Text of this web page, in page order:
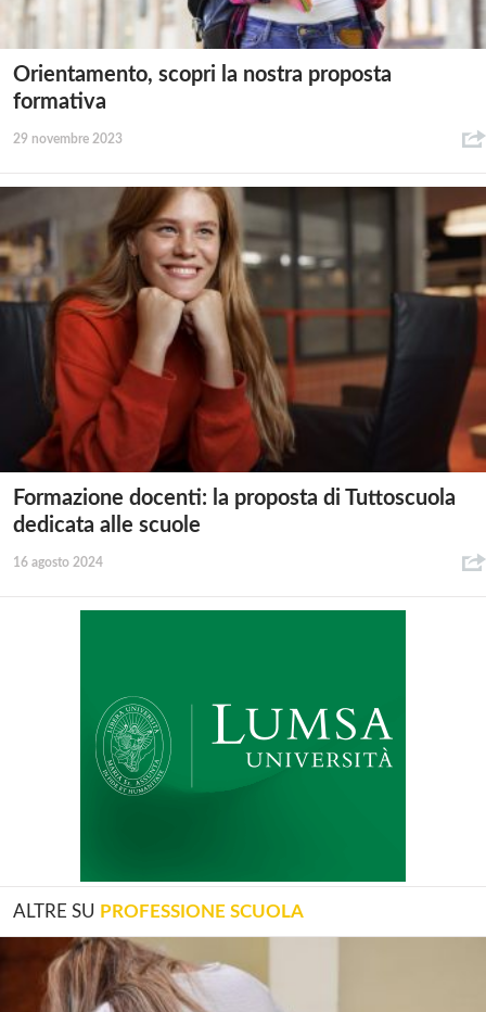
Orientamento, scopri la nostra proposta
formativa
29 novembre 2023
Formazione docenti: la proposta di Tuttoscuola
dedicata alle scuole
16 agosto 2024
ALTRE SU PROFESSIONE SCUOLA